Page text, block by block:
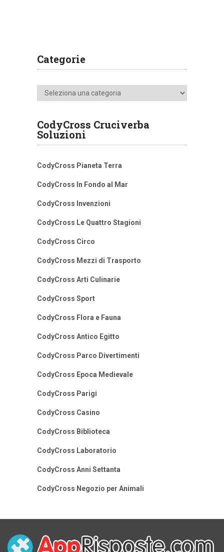
Categorie
Categorie
CodyCross Cruciverba
Soluzioni
CodyCross Pianeta Terra
CodyCross In Fondo al Mar
CodyCross Invenzioni
CodyCross Le Quattro Stagioni
CodyCross Circo
CodyCross Mezzi di Trasporto
CodyCross Arti Culinarie
CodyCross Sport
CodyCross Flora e Fauna
CodyCross Antico Egitto
CodyCross Parco Divertimenti
CodyCross Epoca Medievale
CodyCross Parigi
CodyCross Casino
CodyCross Biblioteca
CodyCross Laboratorio
CodyCross Anni Settanta
CodyCross Negozio per Animali